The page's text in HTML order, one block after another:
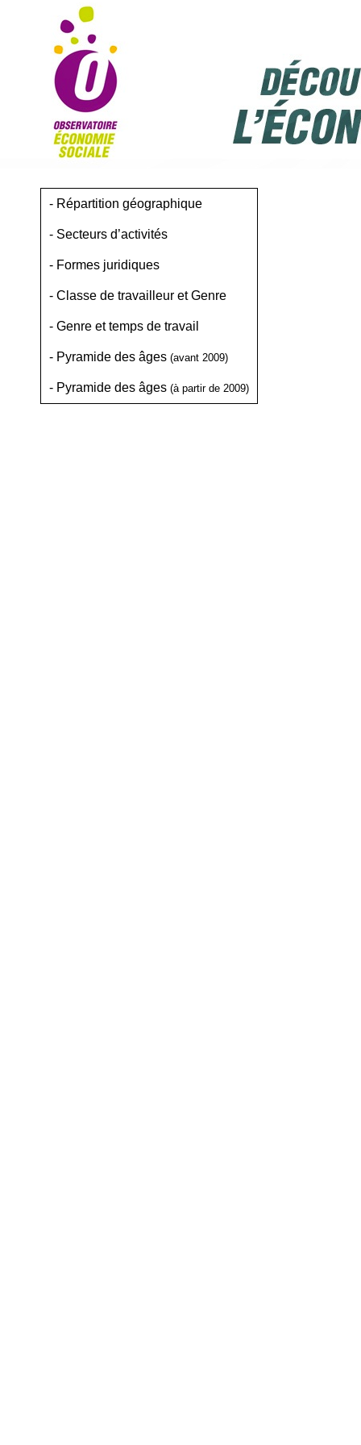
- Répartition géographique
- Secteurs d’activités
- Formes juridiques
- Classe de travailleur et Genre
- Genre et temps de travail
- Pyramide des âges (avant 2009)
- Pyramide des âges (à partir de 2009)